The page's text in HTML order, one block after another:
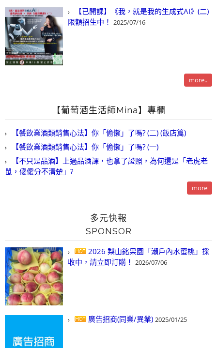
【已開課】《我，就是我的生成式AI》(二)
限額招生中！ 2025/07/16
more..
【葡萄酒生活師Mina】專欄
【餐飲業酒類銷售心法】你「偷懶」了嗎? (二) (飯店篇)
【餐飲業酒類銷售心法】你「偷懶」了嗎? (一)
【不只是品酒】上過品酒課，也拿了證照，為何還是「老虎老
鼠，傻傻分不清楚」?
more
多元快報
SPONSOR
2026 梨山銘果園「瀨戶內水蜜桃」採
收中，請立即訂購！ 2026/07/06
廣告招商(同業/異業) 2025/01/25